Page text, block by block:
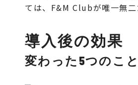
ては、F&M Clubが唯一無二
導入後の効果
変わった5つのこ